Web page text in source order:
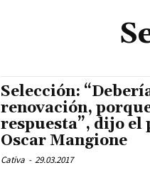
Selección:
renovación,
respuesta”, dijo el
Oscar Mangione
Cativa - 29.03.2017